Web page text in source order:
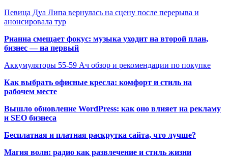
Певица Дуа Липа вернулась на сцену после перерыва и
анонсировала тур
Рианна смещает фокус: музыка уходит на второй план,
бизнес — на первый
Аккумуляторы 55-59 Ач обзор и рекомендации по покупке
Как выбрать офисные кресла: комфорт и стиль на
рабочем месте
Вышло обновление WordPress: как оно влияет на рекламу
и SEO бизнеса
Бесплатная и платная раскрутка сайта, что лучше?
Магия волн: радио как развлечение и стиль жизни